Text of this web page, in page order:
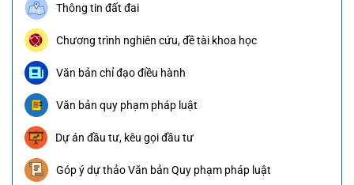
Thông tin đất đai
Chương trình nghiên cứu, đề tài khoa học
Văn bản chỉ đạo điều hành
Văn bản quy phạm pháp luật
Dự án đầu tư, kêu gọi đầu tư
Góp ý dự thảo Văn bản Quy phạm pháp luật